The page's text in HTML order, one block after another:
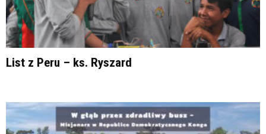
List z Peru – ks. Ryszard